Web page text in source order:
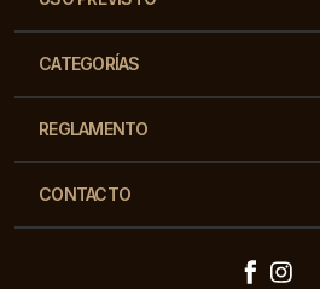
CATEGORÍAS
REGLAMENTO
CONTACTO